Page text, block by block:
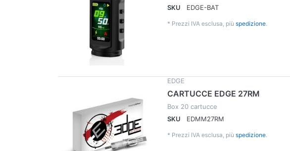
SKU EDGE-BAT
* Prezzi IVA esclusa, più spedizione.
EDGE
CARTUCCE EDGE 27RM
Box 20 cartucce
SKU
EDMM27RM
* Prezzi IVA esclusa, più spedizione.